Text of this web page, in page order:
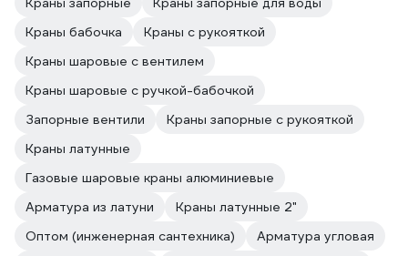
Краны бабочка
Краны с рукояткой
Краны шаровые с вентилем
Краны шаровые с ручкой-бабочкой
Запорные вентили
Краны запорные с рукояткой
Краны латунные
Газовые шаровые краны алюминиевые
Арматура из латуни
Краны латунные 2"
Оптом (инженерная сантехника)
Арматура угловая